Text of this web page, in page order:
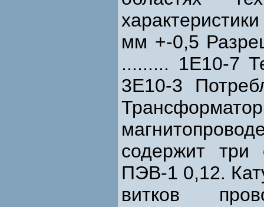
мм +-0,5
......... 1Е10-7
3Е10-3
содержит три
ПЭВ-1 0,12.
витков